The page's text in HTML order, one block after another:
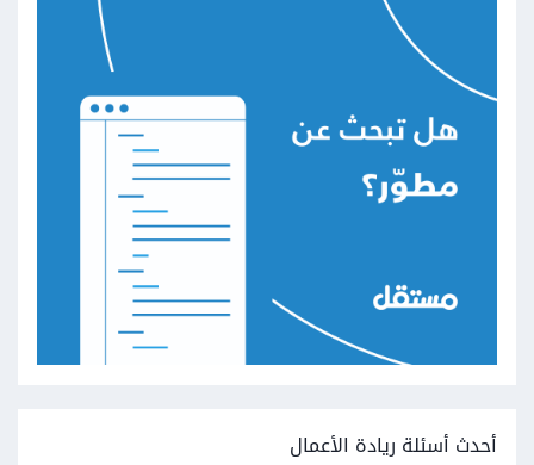
أحدث أسئلة ريادة الأعمال